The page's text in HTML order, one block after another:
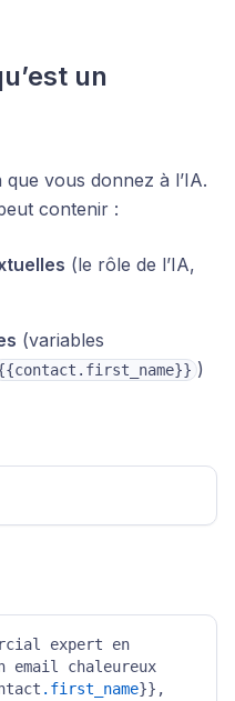
un
que vous donnez à l’IA.
contenir :
(le rôle de l’IA,
(variables
)
expert en
email chaleureux
.first_name}},